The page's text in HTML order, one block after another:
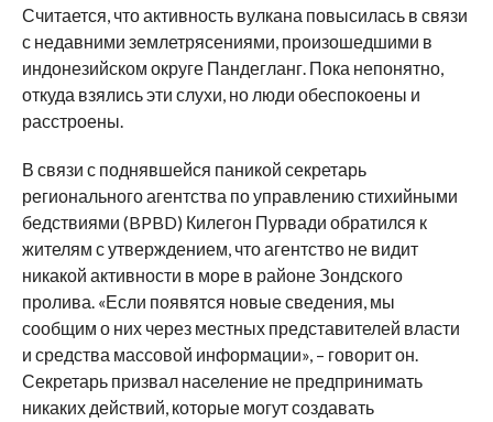
Считается, что активность вулкана повысилась в связи
с недавними землетрясениями, произошедшими в
индонезийском округе Пандегланг. Пока непонятно,
откуда взялись эти слухи, но люди обеспокоены и
расстроены.
В связи с поднявшейся паникой секретарь
регионального агентства по управлению стихийными
бедствиями (BPBD) Килегон Пурвади обратился к
жителям с утверждением, что агентство не видит
никакой активности в море в районе Зондского
пролива. «Если появятся новые сведения, мы
сообщим о них через местных представителей власти
и средства массовой информации», – говорит он.
Секретарь призвал население не предпринимать
никаких действий, которые могут создавать